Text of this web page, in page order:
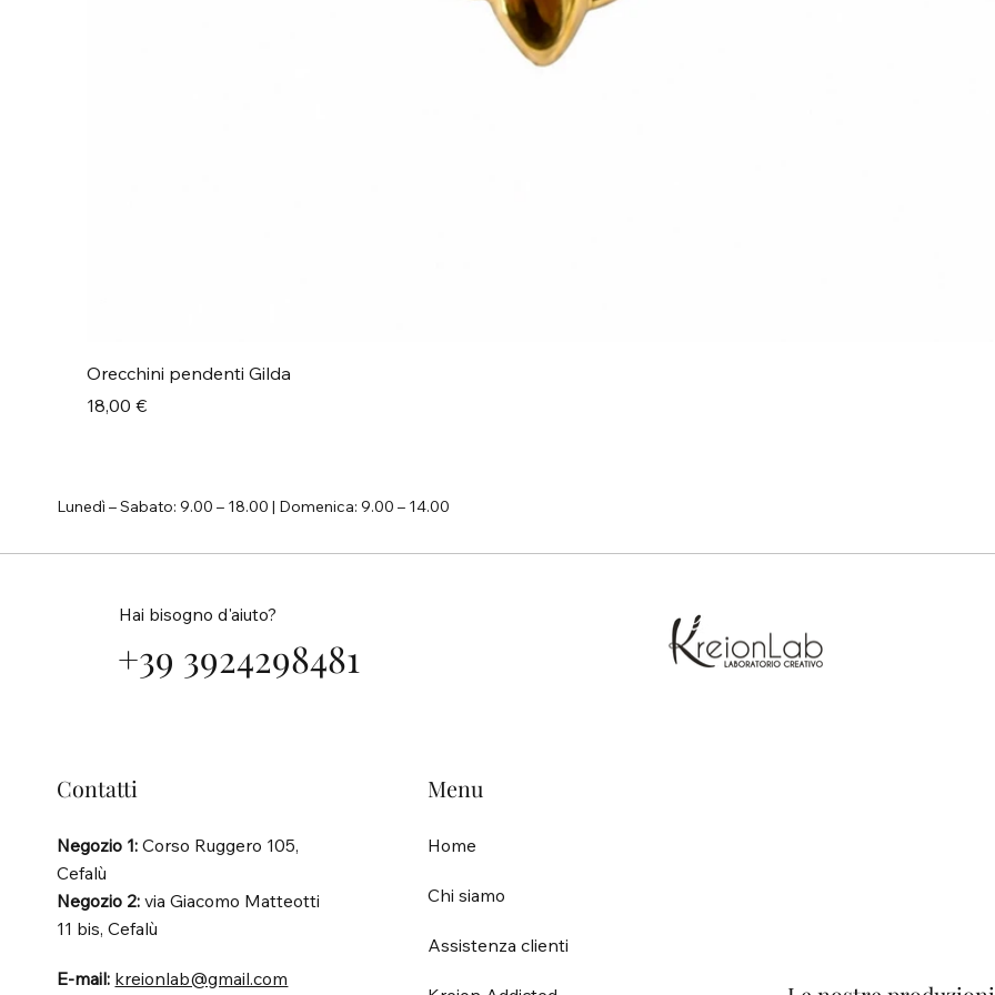
Orecchini pendenti Gilda
Prezzo
18,00 €
Contatti
Negozio 1: Corso Ruggero 105,
Cefalù
Negozio 2: via Giacomo Matteotti
11 bis, Cefalù
E-mail: kreionlab@gmail.com
Menu
Home
Chi siamo
Assistenza clienti
Hai bisogno d'aiuto?
+39 3924298481
Lunedì – Sabato: 9.00 – 18.00 | Domenica: 9.00 – 14.00